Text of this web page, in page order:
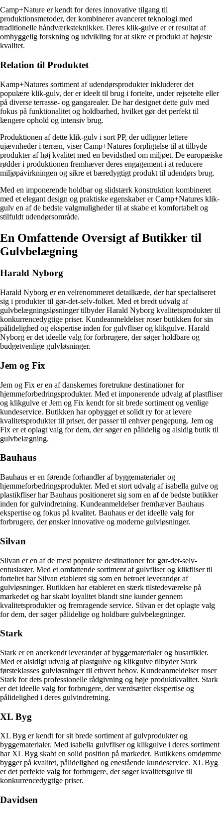
Camp+Nature er kendt for deres innovative tilgang til
produktionsmetoder, der kombinerer avanceret teknologi med
traditionelle håndværksteknikker. Deres klik-gulve er et resultat af
omhyggelig forskning og udvikling for at sikre et produkt af højeste
kvalitet.
Relation til Produktet
Kamp+Natures sortiment af udendørsprodukter inkluderer det
populære klik-gulv, der er ideelt til brug i fortelte, under rejsetelte eller
på diverse terrasse- og gangarealer. De har designet dette gulv med
fokus på funktionalitet og holdbarhed, hvilket gør det perfekt til
længere ophold og intensiv brug.
Produktionen af dette klik-gulv i sort PP, der udligner lettere
ujævnheder i terræn, viser Camp+Natures forpligtelse til at tilbyde
produkter af høj kvalitet med en bevidsthed om miljøet. De europæiske
rødder i produktionen fremhæver deres engagement i at reducere
miljøpåvirkningen og sikre et bæredygtigt produkt til udendørs brug.
Med en imponerende holdbar og slidstærk konstruktion kombineret
med et elegant design og praktiske egenskaber er Camp+Natures klik-
gulv en af de bedste valgmuligheder til at skabe et komfortabelt og
stilfuldt udendørsområde.
En Omfattende Oversigt af Butikker til
Gulvbelægning
Harald Nyborg
Harald Nyborg er en velrenommeret detailkæde, der har specialiseret
sig i produkter til gør-det-selv-folket. Med et bredt udvalg af
gulvbelægningsløsninger tilbyder Harald Nyborg kvalitetsprodukter til
konkurrencedygtige priser. Kundeanmeldelser roser butikken for sin
pålidelighed og ekspertise inden for gulvfliser og klikgulve. Harald
Nyborg er det ideelle valg for forbrugere, der søger holdbare og
budgetvenlige gulvløsninger.
Jem og Fix
Jem og Fix er en af danskernes foretrukne destinationer for
hjemmeforbedringsprodukter. Med et imponerende udvalg af plastfliser
og klikgulve er Jem og Fix kendt for sit brede sortiment og venlige
kundeservice. Butikken har opbygget et solidt ry for at levere
kvalitetsprodukter til priser, der passer til enhver pengepung. Jem og
Fix er et oplagt valg for dem, der søger en pålidelig og alsidig butik til
gulvbelægning.
Bauhaus
Bauhaus er en førende forhandler af byggematerialer og
hjemmeforbedringsprodukter. Med et stort udvalg af isabella gulve og
plastikfliser har Bauhaus positioneret sig som en af de bedste butikker
inden for gulvindretning. Kundeanmeldelser fremhæver Bauhaus
ekspertise og fokus på kvalitet. Bauhaus er det ideelle valg for
forbrugere, der ønsker innovative og moderne gulvløsninger.
Silvan
Silvan er en af de mest populære destinationer for gør-det-selv-
entusiaster. Med et omfattende sortiment af gulvfliser og klikfliser til
forteltet har Silvan etableret sig som en betroet leverandør af
gulvløsninger. Butikken har etableret en stærk tilstedeværelse på
markedet og har skabt loyalitet blandt sine kunder gennem
kvalitetsprodukter og fremragende service. Silvan er det oplagte valg
for dem, der søger pålidelige og holdbare gulvbelægninger.
Stark
Stark er en anerkendt leverandør af byggematerialer og husartikler.
Med et alsidigt udvalg af plastgulve og klikgulve tilbyder Stark
førsteklasses gulvløsninger til ethvert behov. Kundeanmeldelser roser
Stark for dets professionelle rådgivning og høje produktkvalitet. Stark
er det ideelle valg for forbrugere, der værdsætter ekspertise og
pålidelighed i deres gulvindretning.
XL Byg
XL Byg er kendt for sit brede sortiment af gulvprodukter og
byggematerialer. Med isabella gulvfliser og klikgulve i deres sortiment
har XL Byg skabt en solid position på markedet. Butikkens omdømme
bygger på kvalitet, pålidelighed og enestående kundeservice. XL Byg
er det perfekte valg for forbrugere, der søger kvalitetsgulve til
konkurrencedygtige priser.
Davidsen